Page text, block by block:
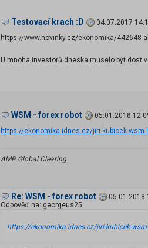
Testovací krach :D
04.07.2017
https://www.novinky.cz/ekonomika/442648-
U mnoha investorů dneska muselo být dost
WSM - forex robot
05.01.2018
https://ekonomika.idnes.cz/jiri-kubicek-
AMP Global Clearing
Re: WSM - forex robot
05.01.2018
Odpověď na: georgeus25
https://ekonomika.idnes.cz/jiri-kubicek-